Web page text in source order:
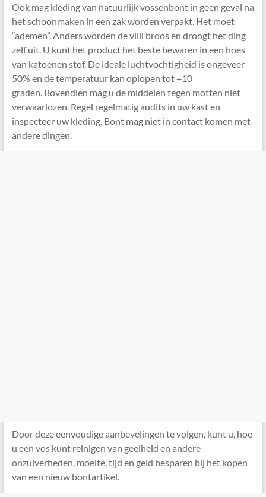
Ook mag kleding van natuurlijk vossenbont in geen geval na
het schoonmaken in een zak worden verpakt. Het moet
“ademen”. Anders worden de villi broos en droogt het ding
zelf uit. U kunt het product het beste bewaren in een hoes
van katoenen stof. De ideale luchtvochtigheid is ongeveer
50% en de temperatuur kan oplopen tot +10
graden. Bovendien mag u de middelen tegen motten niet
verwaarlozen. Regel regelmatig audits in uw kast en
inspecteer uw kleding. Bont mag niet in contact komen met
andere dingen.
Door deze eenvoudige aanbevelingen te volgen, kunt u, hoe
u een vos kunt reinigen van geelheid en andere
onzuiverheden, moeite, tijd en geld besparen bij het kopen
van een nieuw bontartikel.